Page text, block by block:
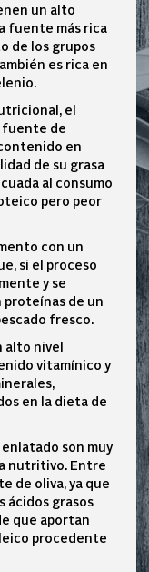
un alto
fuente más rica
de los grupos
es rica en
el
fuente de
en
de su grasa
al consumo
pero peor
con un
si el proceso
y se
proteínas de un
fresco.
alto nivel
vitamínico y
en la dieta de
son muy
nutritivo. Entre
de oliva, ya que
ácidos grasos
que aportan
procedente